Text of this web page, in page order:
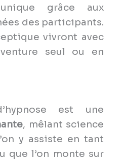
grâce aux
des participants.
vivront avec
seul ou en
est une
, mêlant science
y assiste en tant
que l’on monte sur